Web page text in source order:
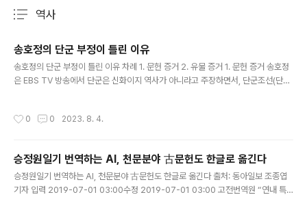
역사
송호정의 단군 부정이 틀린 이유
송호정의 단군 부정이 틀린 이유 차례 1. 문헌 증거 2. 유물 증거 1. 문헌 증거 송호정
은 EBS TV 방송에서 단군은 신화이지 역사가 아니라고 주장하면서, 단군조선(단군
선도 존재하지 않았다는 것이다. 그 근거로 삼국유사에 나오는 단군 이야기를 들고
은 거짓이며 사기이다. 왜 그런지 하나씩 살펴보자. 첫째, 송호정의 주장은 거짓이다.
단군 이야기는 신화가 아니라 단군에 대한 설화, ..
0 0 2023. 8. 4.
승정원일기 번역하는 AI, 천문분야 古문헌도 한글로 옮긴다
승정원일기 번역하는 AI, 천문분야 古문헌도 한글로 옮긴다 출처: 동아일보 조종엽
기자 입력 2019-07-01 03:00수정 2019-07-01 03:00 고전번역원 “연내 특